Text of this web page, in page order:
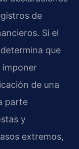
de
Si el
que
imponer
de una
parte
y
extremos,